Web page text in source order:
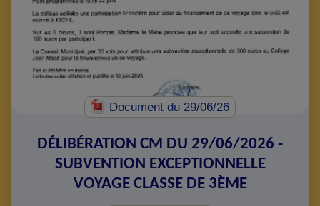
Documentdu 29/06/26
DÉLIBÉRATION CM DU 29/06/2026 -
SUBVENTION EXCEPTIONNELLE
VOYAGE CLASSE DE 3ÈME